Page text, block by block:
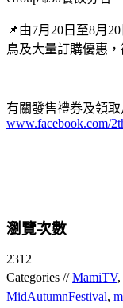
📌由7月20日至8月
鳥及大量訂購優惠，
有關發售禮券及領
www.facebook.com/
瀏覽次數
2312
Categories //MamiTV,
MidAutumnFestival,